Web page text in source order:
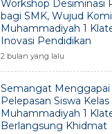
Workshop Desiminasi
bagi SMK, Wujud
Muhammadiyah 1
Inovasi Pendidikan
2 bulan yang lalu
Semangat Menggapai
Pelepasan Siswa
Muhammadiyah 1
Berlangsung Khidmat